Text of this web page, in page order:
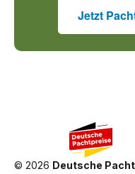
Jetzt
© 2026 Deutsche